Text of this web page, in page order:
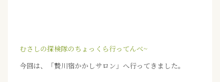
むさしの探検隊のちょっくら行ってんべ~
今回は、「贄川宿かかしサロン」へ行ってきました。